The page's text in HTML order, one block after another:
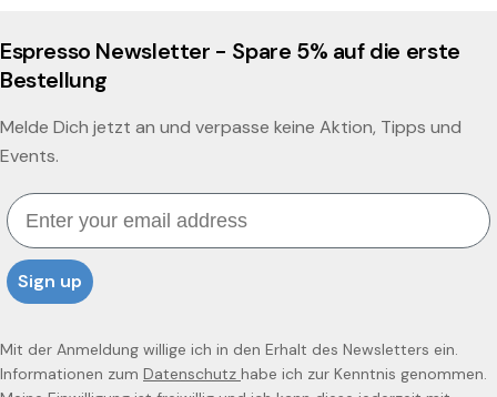
Espresso Newsletter - Spare 5% auf die erste
Bestellung
Melde Dich jetzt an und verpasse keine Aktion, Tipps und
Events.
Email
Sign up
Mit der Anmeldung willige ich in den Erhalt des Newsletters ein.
Informationen zum Datenschutz habe ich zur Kenntnis genommen.